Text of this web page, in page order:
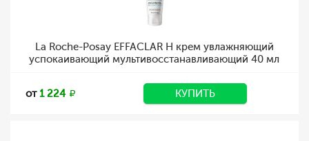
La Roche-Posay EFFACLAR H крем увлажняющий
успокаивающий мультивосстанавливающий 40 мл
от1 224 КУПИТЬ